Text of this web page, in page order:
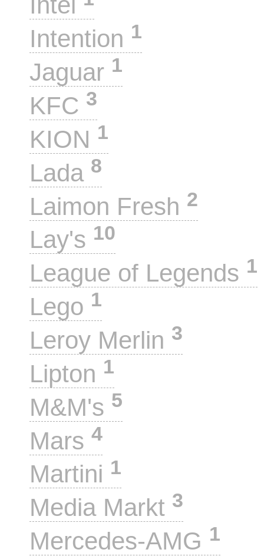
Intention 1
Jaguar 1
KFC 3
KION 1
Lada 8
Laimon Fresh 2
Lay's 10
League of Legends 1
Lego 1
Leroy Merlin 3
Lipton 1
M&M's 5
Mars 4
Martini 1
Media Markt 3
Mercedes-AMG 1